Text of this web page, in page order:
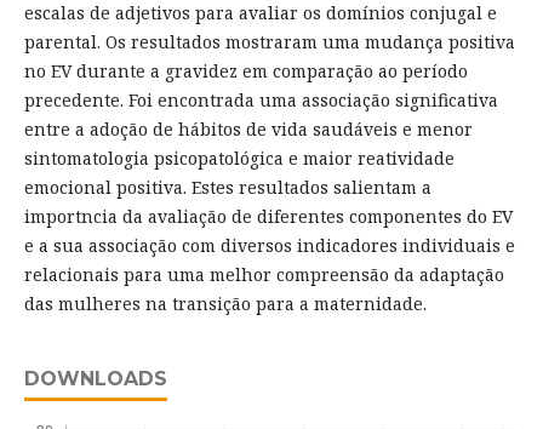
escalas de adjetivos para avaliar os domínios conjugal e
parental. Os resultados mostraram uma mudança positiva
no EV durante a gravidez em comparação ao período
precedente. Foi encontrada uma associação significativa
entre a adoção de hábitos de vida saudáveis e menor
sintomatologia psicopatológica e maior reatividade
emocional positiva. Estes resultados salientam a
importncia da avaliação de diferentes componentes do EV
e a sua associação com diversos indicadores individuais e
relacionais para uma melhor compreensão da adaptação
das mulheres na transição para a maternidade.
DOWNLOADS